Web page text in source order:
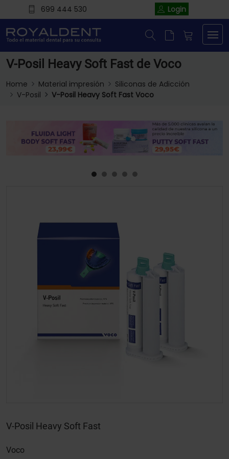
699 444 530 Login
V-Posil Heavy Soft Fast de Voco
Home Material impresión
Siliconas de Adicción
V-Posil
V-Posil Heavy Soft Fast Voco
V-Posil Heavy Soft Fast
Voco